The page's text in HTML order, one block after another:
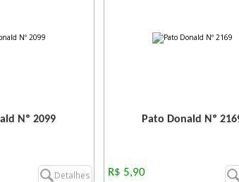
Nº 2099
Detalhes
Pato Donald Nº
R$ 5,90